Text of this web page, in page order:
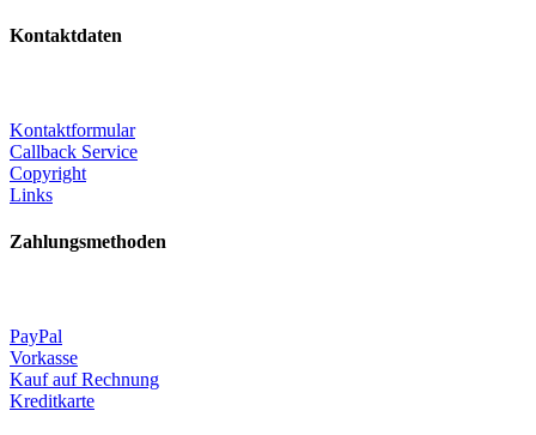
Kontaktdaten
Kontaktformular
Callback Service
Copyright
Links
Zahlungsmethoden
PayPal
Vorkasse
Kauf auf Rechnung
Kreditkarte